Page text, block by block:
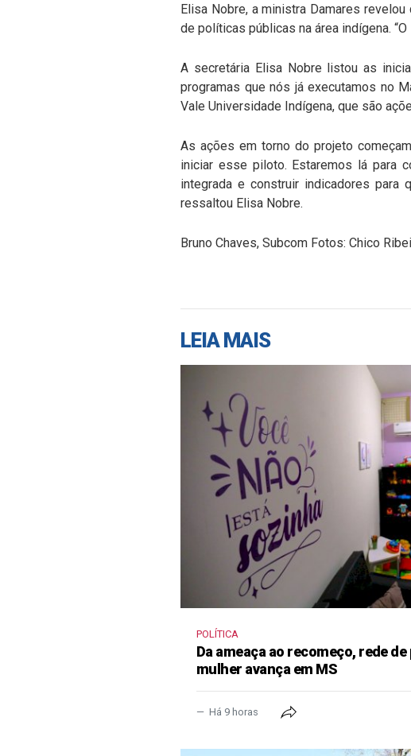
Elisa Nobre, a ministra Damares
de políticas públicas na área indígena.
A secretária Elisa Nobre listou as
programas que nós já executamos no
Vale Universidade Indígena, que são
As ações em torno do projeto
iniciar esse piloto. Estaremos lá para
integrada e construir indicadores
ressaltou Elisa Nobre.
Bruno Chaves, Subcom Fotos: Chico
LEIA MAIS
POLÍTICA
Da ameaça ao recomeço, rede
mulher avança em MS
Há 9 horas